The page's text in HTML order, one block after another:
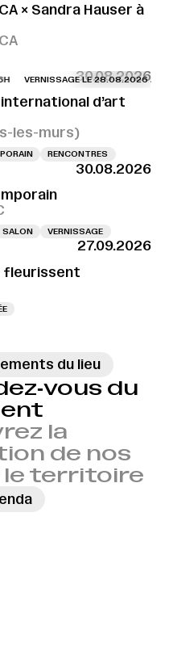
× Sandra Hauser à
30.08.2026
VERNISSAGE LE 28.08.2026 À 16H
d’art
les-murs)
RENCONTRES
30.08.2026
SALON VERNISSAGE
27.09.2026
fleurissent
du lieu
du
la
de nos
le territoire